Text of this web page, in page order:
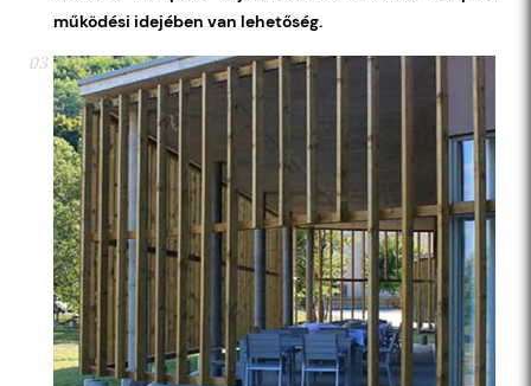
működési idejében van lehetőség.
03